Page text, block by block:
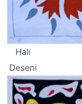
Halı
Deseni